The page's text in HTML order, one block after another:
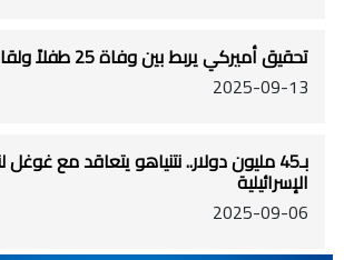
تحقيق أميركي يربط بين وفاة 25 طفلاً ولقاح كورونا
2025-09-13
بـ45 مليون دولار.. نتنياهو يتعاقد مع
الإسرائيلية
2025-09-06